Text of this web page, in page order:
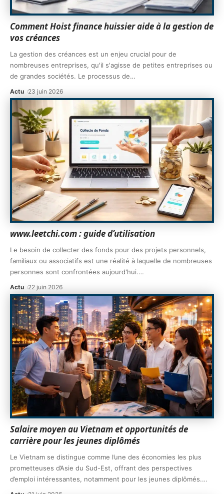
Comment Hoist finance huissier aide à la gestion de
vos créances
La gestion des créances est un enjeu crucial pour de
nombreuses entreprises, qu'il s'agisse de petites entreprises ou
de grandes sociétés. Le processus de…
Actu 23 juin 2026
www.leetchi.com : guide d’utilisation
Le besoin de collecter des fonds pour des projets personnels,
familiaux ou associatifs est une réalité à laquelle de nombreuses
personnes sont confrontées aujourd'hui.…
Actu 22 juin 2026
Salaire moyen au Vietnam et opportunités de
carrière pour les jeunes diplômés
Le Vietnam se distingue comme l’une des économies les plus
prometteuses d’Asie du Sud-Est, offrant des perspectives
d’emploi intéressantes, notamment pour les jeunes diplômés.…